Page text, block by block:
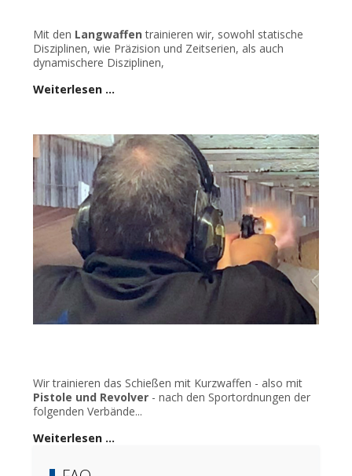
Mit den Langwaffen trainieren wir, sowohl statische
Disziplinen, wie Präzision und Zeitserien, als auch
dynamischere Disziplinen,
Weiterlesen …
Wir trainieren das Schießen mit Kurzwaffen - also mit
Pistole und Revolver - nach den Sportordnungen der
folgenden Verbände...
Weiterlesen …